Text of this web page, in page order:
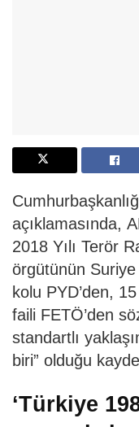
açıklamasında,
2018 Yılı Terör
örgütünün
kolu PYD’den,
faili FETÖ’den
standartlı
biri” olduğu
‘Türkiye